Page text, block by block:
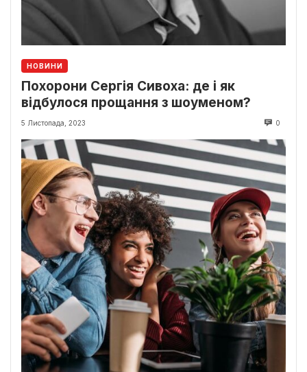
НОВИНИ
Похорони Сергія Сивоха: де і як
відбулося прощання з шоуменом?
5 Листопада, 2023 0